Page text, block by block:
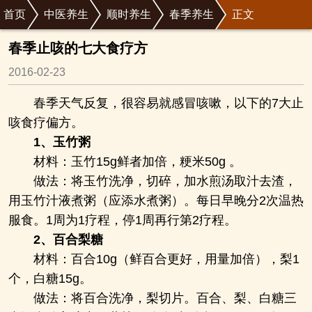
首页 中医养生 顺时养生 春季养生 正文
春季止咳的七大食疗方
2016-02-23
春季天气反复，很容易就感冒咳嗽，以下的7大止
咳食疗偏方。
1、玉竹粥
材料：玉竹15g鲜者加倍，粳米50g 。
做法：将玉竹洗净，切碎，加水煎汤取汁去渣，
用玉竹汁液煮粥（应添水煮粥）。每日早晚分2次温热
服食。1周为1疗程，停1周再行第2疗程。
2、百合梨糖
材料：百合10g（鲜百合更好，用量加倍），梨1
个，白糖15g。
做法：将百合洗净，梨切片。百合、梨、白糖三